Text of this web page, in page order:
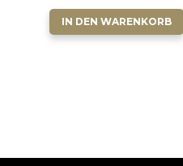
IN DEN WARENKORB